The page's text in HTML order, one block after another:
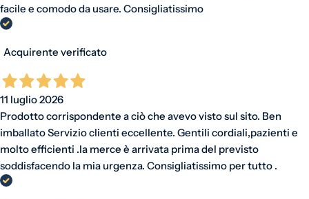
facile e comodo da usare. Consigliatissimo
Acquirente verificato
11 luglio 2026
Prodotto corrispondente a ciò che avevo visto sul sito. Ben
imballato Servizio clienti eccellente. Gentili cordiali,pazienti e
molto efficienti .la merce è arrivata prima del previsto
soddisfacendo la mia urgenza. Consigliatissimo per tutto .